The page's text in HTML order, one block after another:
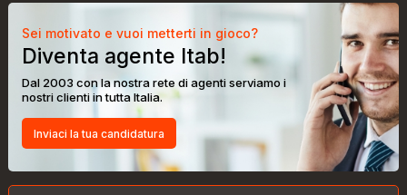
Sei motivato e vuoi metterti in gioco?
Diventa agente Itab!
Dal 2003 con la nostra rete di agenti serviamo i
nostri clienti in tutta Italia.
Inviaci la tua candidatura